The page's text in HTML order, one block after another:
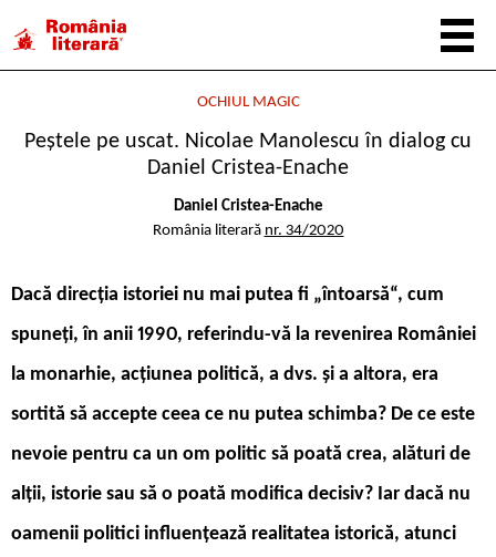
OCHIUL MAGIC
Peștele pe uscat. Nicolae Manolescu în dialog cu
Daniel Cristea-Enache
Daniel Cristea-Enache
România literară nr. 34/2020
Dacă direcția istoriei nu mai putea fi „întoarsă“, cum
spuneți, în anii 1990, referindu-vă la revenirea României
la monarhie, acțiunea politică, a dvs. și a altora, era
sortită să accepte ceea ce nu putea schimba? De ce este
nevoie pentru ca un om politic să poată crea, alături de
alții, istorie sau să o poată modifica decisiv? Iar dacă nu
oamenii politici influențează realitatea istorică, atunci